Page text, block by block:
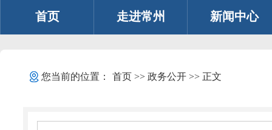
首页 走进常州 新闻中心
您当前的位置： 首页>> 政务公开>> 正文